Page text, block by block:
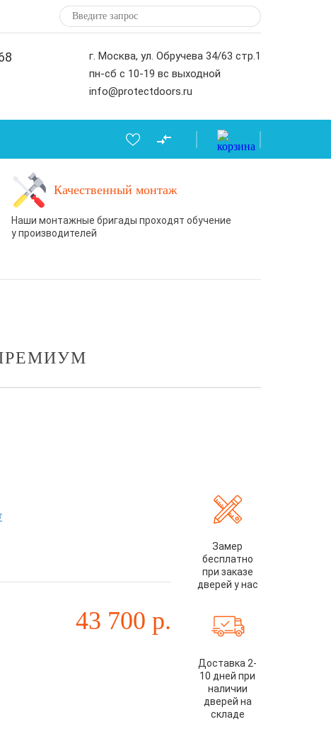
г. Москва, ул. Обручева 34/63 стр.1
пн-сб с 10-19 вс выходной
info@protectdoors.ru
Качественный монтаж
Наши монтажные бригады проходят обучение
у производителей
43 700 р.
Замер
бесплатно
при заказе
дверей у нас
Доставка 2-
10 дней при
наличии
дверей на
складе